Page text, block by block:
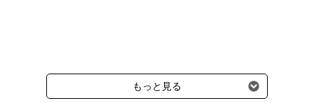
脂の付着を防ぐため数日に一度を目安に敷き直してください。
受けます。
もっと見る